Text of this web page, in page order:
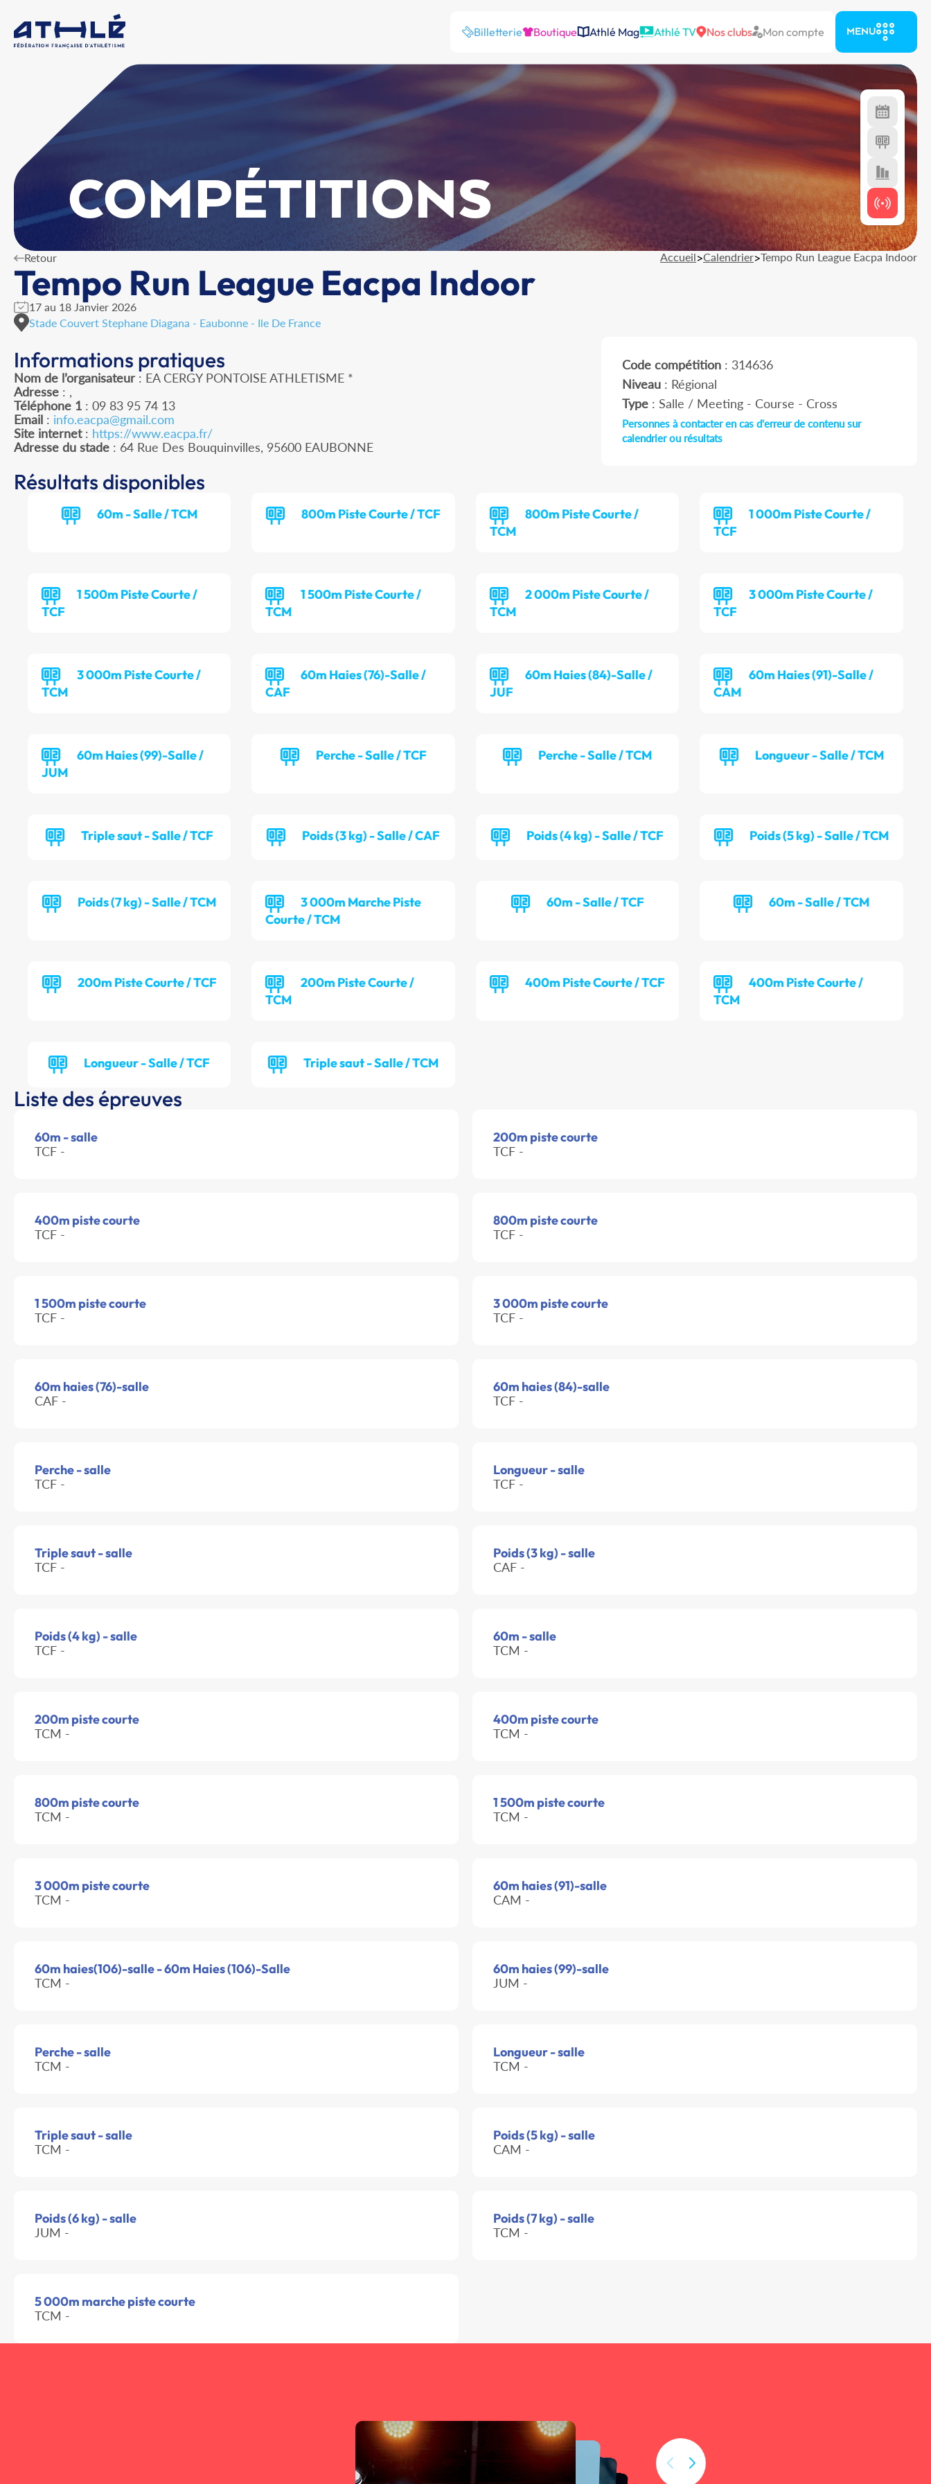
Billetterie Boutique Athlé Mag Athlé TV Nos clubs Mon compte MENU
COMPÉTITIONS
Retour Accueil>Calendrier>Tempo Run League Eacpa Indoor
Tempo Run League Eacpa Indoor
17 au 18 Janvier 2026
Stade Couvert Stephane Diagana - Eaubonne - Ile De France
Informations pratiques
Nom de l’organisateur : EA CERGY PONTOISE ATHLETISME *
Adresse : ,
Téléphone 1 : 09 83 95 74 13
Email : info.eacpa@gmail.com
Site internet: https://www.eacpa.fr/
Adresse du stade : 64 Rue Des Bouquinvilles, 95600 EAUBONNE
Code compétition: 314636
Niveau: Régional
Type: Salle / Meeting - Course - Cross
Personnes à contacter en cas d'erreur de contenu sur
calendrier ou résultats
Résultats disponibles
60m - Salle / TCM 800m Piste Courte / TCF
800m Piste Courte /
TCM
1 000m Piste Courte /
TCF
1 500m Piste Courte /
TCF
1 500m Piste Courte /
TCM
2 000m Piste Courte /
TCM
3 000m Piste Courte /
TCF
3 000m Piste Courte /
TCM
60m Haies (76)-Salle /
CAF
60m Haies (84)-Salle /
JUF
60m Haies (91)-Salle /
CAM
60m Haies (99)-Salle /
JUM
Perche - Salle / TCF Perche - Salle / TCM Longueur - Salle / TCM
Triple saut - Salle / TCF Poids (3 kg) - Salle / CAF Poids (4 kg) - Salle / TCF Poids (5 kg) - Salle / TCM
Poids (7 kg) - Salle / TCM
3 000m Marche Piste
Courte / TCM
60m - Salle / TCF 60m - Salle / TCM
200m Piste Courte / TCF
200m Piste Courte /
TCM
400m Piste Courte / TCF
400m Piste Courte /
TCM
Longueur - Salle / TCF Triple saut - Salle / TCM
Liste des épreuves
60m - salle
TCF -
200m piste courte
TCF -
400m piste courte
TCF -
800m piste courte
TCF -
1 500m piste courte
TCF -
3 000m piste courte
TCF -
60m haies (76)-salle
CAF -
60m haies (84)-salle
TCF -
Perche - salle
TCF -
Longueur - salle
TCF -
Triple saut - salle
TCF -
Poids (3 kg) - salle
CAF -
Poids (4 kg) - salle
TCF -
60m - salle
TCM -
200m piste courte
TCM -
400m piste courte
TCM -
800m piste courte
TCM -
1 500m piste courte
TCM -
3 000m piste courte
TCM -
60m haies (91)-salle
CAM -
60m haies(106)-salle - 60m Haies (106)-Salle
TCM -
60m haies (99)-salle
JUM -
Perche - salle
TCM -
Longueur - salle
TCM -
Triple saut - salle
TCM -
Poids (5 kg) - salle
CAM -
Poids (6 kg) - salle
JUM -
Poids (7 kg) - salle
TCM -
5 000m marche piste courte
TCM -